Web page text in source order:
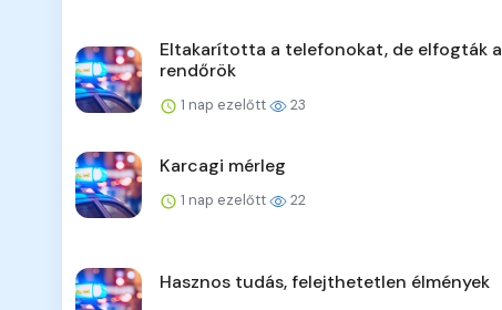
Eltakarította a telefonokat, de elfogták a
rendőrök
1 nap ezelőtt 23
Karcagi mérleg
1 nap ezelőtt 22
Hasznos tudás, felejthetetlen élmények